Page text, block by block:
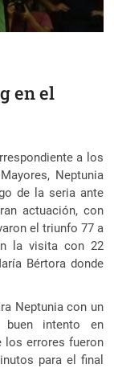
en el
a los
Neptunia
de la seria ante
actuación, con
el triunfo 77 a
la visita con 22
Bértora donde
Neptunia con un
intento en
los errores fueron
para el final